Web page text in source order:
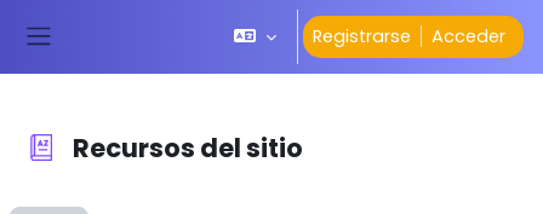
Registrarse Acceder
Recursos delsitio